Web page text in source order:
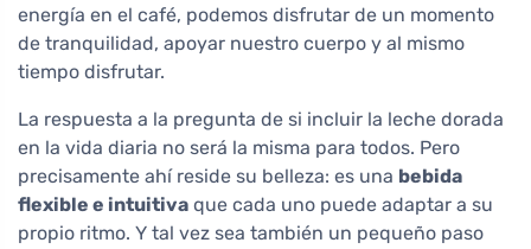
energía en el café, podemos disfrutar de un momento
de tranquilidad, apoyar nuestro cuerpo y al mismo
tiempo disfrutar.
La respuesta a la pregunta de si incluir la leche dorada
en la vida diaria no será la misma para todos. Pero
precisamente ahí reside su belleza: es una bebida
flexible e intuitiva que cada uno puede adaptar a su
propio ritmo. Y tal vez sea también un pequeño paso